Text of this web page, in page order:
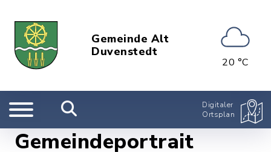
Gemeinde Alt
Duvenstedt
20 °C
Digitaler
Ortsplan
Gemeindeportrait